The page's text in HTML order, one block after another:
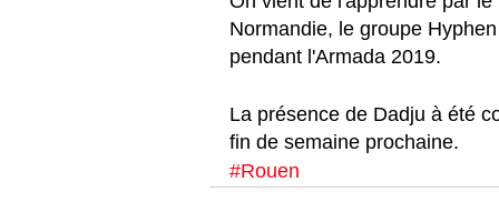
Normandie, le groupe
pendant l'Armada 2019.
La présence de Dadju à été
fin de semaine prochaine.
#Rouen